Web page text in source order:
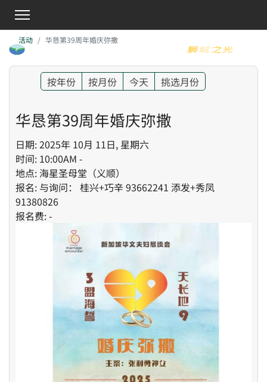
活动 华恳第39周年婚庆弥撒
按年份 按月份 今天 挑选月份
华恳第39周年婚庆弥撒
日期: 2025年 10月 11日, 星期六
时间: 10:00AM -
地点: 海星圣母堂（义顺）
报名: 与询问： 桂兴+巧辛 93662241 添发+秀凤
91380826
报名费: -